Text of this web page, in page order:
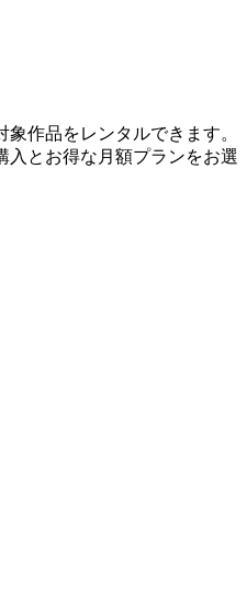
作品をレンタルできます。
入とお得な月額プランをお選